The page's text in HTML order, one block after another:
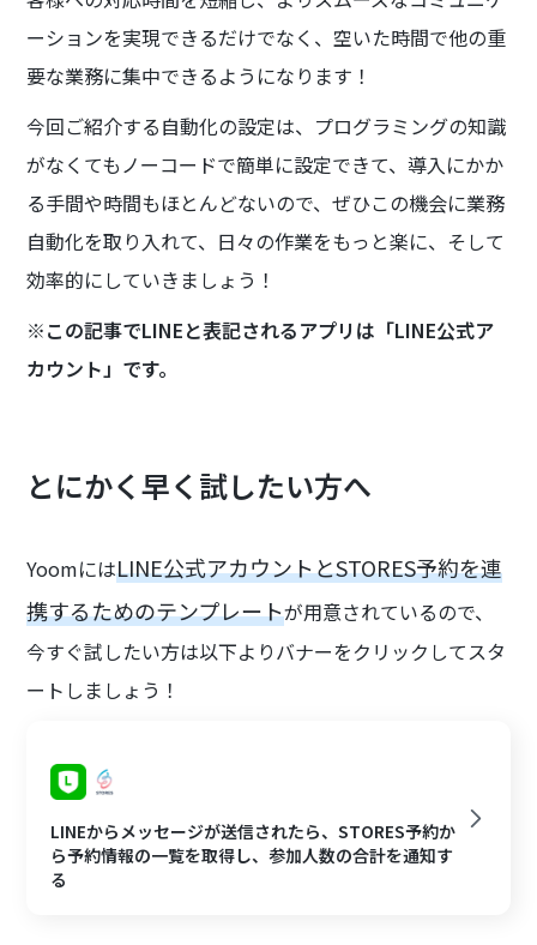
ーションを実現できるだけでなく、空いた時間で他の重
要な業務に集中できるようになります！
今回ご紹介する自動化の設定は、プログラミングの知識
がなくてもノーコードで簡単に設定できて、導入にかか
る手間や時間もほとんどないので、ぜひこの機会に業務
自動化を取り入れて、日々の作業をもっと楽に、そして
効率的にしていきましょう！
※この記事でLINEと表記されるアプリは「LINE公式ア
カウント」です。
とにかく早く試したい方へ
YoomにはLINE公式アカウントとSTORES予約を連
携するためのテンプレートが用意されているので、
今すぐ試したい方は以下よりバナーをクリックしてスタ
ートしましょう！
LINEからメッセージが送信されたら、STORES予約か
ら予約情報の一覧を取得し、参加人数の合計を通知す
る